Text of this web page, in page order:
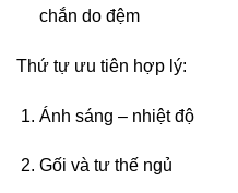
chắn do đệm
Thứ tự ưu tiên hợp lý:
Ánh sáng – nhiệt độ
Gối và tư thế ngủ